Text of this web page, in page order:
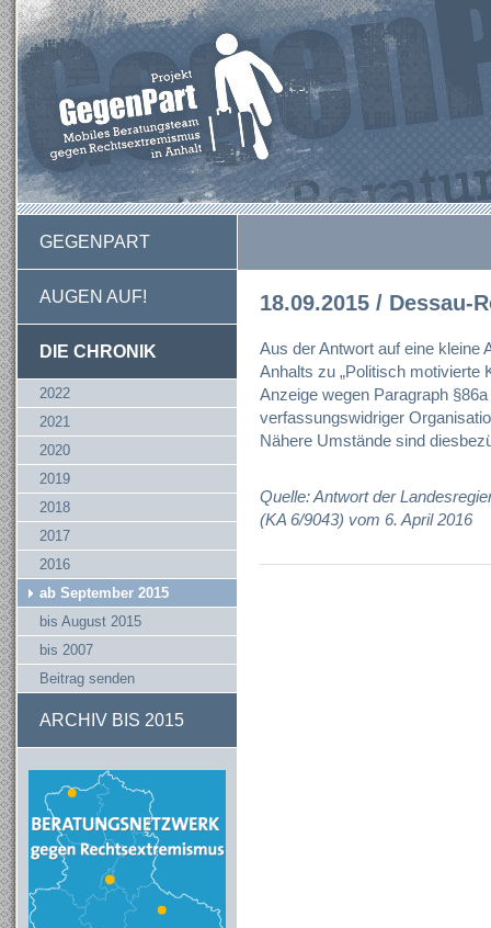
GEGENPART
AUGEN AUF!
DIE CHRONIK
2022
2021
2020
2019
2018
2017
2016
ab September 2015
bis August 2015
bis 2007
Beitrag senden
ARCHIV BIS 2015
18.09.2015 / Dessau-
Aus der Antwort auf eine kleine
Anhalts zu „Politisch motivierte
Anzeige wegen Paragraph
verfassungswidriger
Nähere Umstände sind
Quelle: Antwort der
(KA 6/9043) vom 6. April 2016